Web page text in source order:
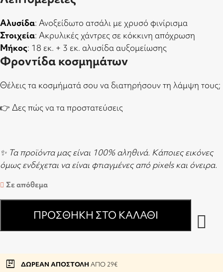
Αλυσίδα: Ανοξείδωτο ατσάλι με χρυσό φινίρισμα
Στοιχεία: Ακρυλικές χάντρες σε κόκκινη απόχρωση
Μήκος: 18 εκ. + 3 εκ. αλυσίδα αυξομείωσης
Φροντίδα κοσμημάτων
Θέλεις τα κοσμήματά σου να διατηρήσουν τη λάμψη τους;
👉 Δες πώς να τα προστατεύσεις
✨ Τα προϊόντα μας είναι 100% αληθινά. Κάποιες εικόνες
όμως ενδέχεται να είναι φτιαγμένες από pixels και όνειρα.
Σε απόθεμα
ΠΡΟΣΘΉΚΗ ΣΤΟ ΚΑΛΆΘΙ
package ΔΩΡΕΑΝ ΑΠΟΣΤΟΛΗ ΑΠΟ 29€